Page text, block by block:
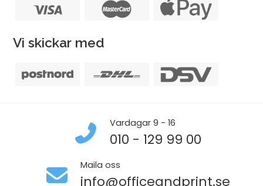
Vi skickar med
Vardagar 9 - 16
010 - 129 99 00
Maila oss
info@officeandprint.se